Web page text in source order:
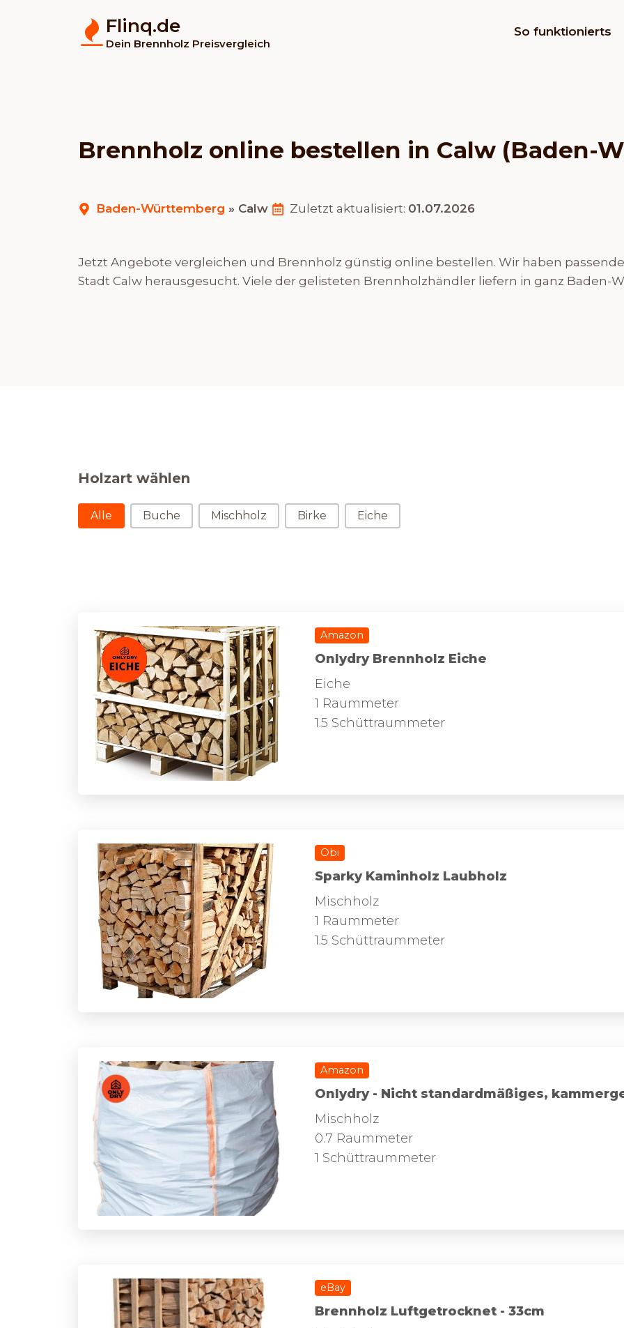
Flinq.de
Dein Brennholz Preisvergleich
So funktionierts
Brennholz online bestellen in Calw (Baden-
Baden-Württemberg » Calw Zuletzt aktualisiert: 01.07.2026
Jetzt Angebote vergleichen und Brennholz günstig online bestellen. Wir haben
Stadt Calw herausgesucht. Viele der gelisteten Brennholzhändler liefern in ganz Baden-
Holzart wählen
Holzart wählen
Alle Buche Mischholz Birke Eiche
Amazon
Onlydry Brennholz Eiche
Eiche
1 Raummeter
1.5 Schüttraummeter
Obi
Sparky Kaminholz Laubholz
Mischholz
1 Raummeter
1.5 Schüttraummeter
Amazon
Onlydry - Nicht standardmäßiges,
Mischholz
0.7 Raummeter
1 Schüttraummeter
eBay
Brennholz Luftgetrocknet - 33cm